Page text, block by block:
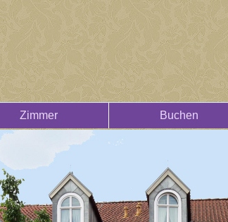
Zimmer Buchen